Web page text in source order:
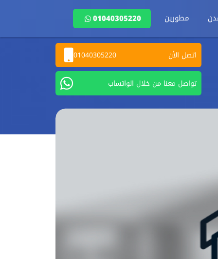
مطورين 01040305220
اتصل الأن 01040305220
تواصل معنا من خلال الواتساب